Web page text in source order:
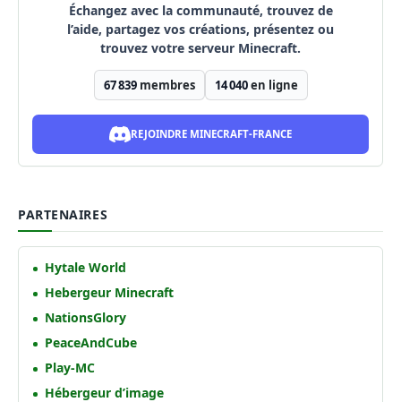
Échangez avec la communauté, trouvez de
l’aide, partagez vos créations, présentez ou
trouvez votre serveur Minecraft.
67 839membres 14 040en ligne
REJOINDRE MINECRAFT-FRANCE
PARTENAIRES
Hytale World
Hebergeur Minecraft
NationsGlory
PeaceAndCube
Play-MC
Hébergeur d’image